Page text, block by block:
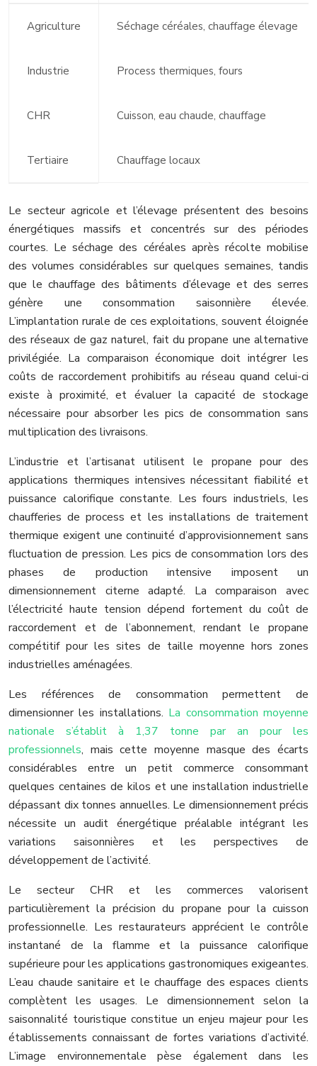
Agriculture Séchage céréales, chauffage élevage
Industrie Process thermiques, fours
CHR Cuisson, eau chaude, chauffage
Tertiaire Chauffage locaux
Le secteur agricole et l’élevage présentent des besoins
énergétiques massifs et concentrés sur des périodes
courtes. Le séchage des céréales après récolte mobilise
des volumes considérables sur quelques semaines, tandis
que le chauffage des bâtiments d’élevage et des serres
génère une consommation saisonnière élevée.
L’implantation rurale de ces exploitations, souvent éloignée
des réseaux de gaz naturel, fait du propane une alternative
privilégiée. La comparaison économique doit intégrer les
coûts de raccordement prohibitifs au réseau quand celui-ci
existe à proximité, et évaluer la capacité de stockage
nécessaire pour absorber les pics de consommation sans
multiplication des livraisons.
L’industrie et l’artisanat utilisent le propane pour des
applications thermiques intensives nécessitant fiabilité et
puissance calorifique constante. Les fours industriels, les
chaufferies de process et les installations de traitement
thermique exigent une continuité d’approvisionnement sans
fluctuation de pression. Les pics de consommation lors des
phases de production intensive imposent un
dimensionnement citerne adapté. La comparaison avec
l’électricité haute tension dépend fortement du coût de
raccordement et de l’abonnement, rendant le propane
compétitif pour les sites de taille moyenne hors zones
industrielles aménagées.
Les références de consommation permettent de
dimensionner les installations. La consommation moyenne
nationale s’établit à 1,37 tonne par an pour les
professionnels, mais cette moyenne masque des écarts
considérables entre un petit commerce consommant
quelques centaines de kilos et une installation industrielle
dépassant dix tonnes annuelles. Le dimensionnement précis
nécessite un audit énergétique préalable intégrant les
variations saisonnières et les perspectives de
développement de l’activité.
Le secteur CHR et les commerces valorisent
particulièrement la précision du propane pour la cuisson
professionnelle. Les restaurateurs apprécient le contrôle
instantané de la flamme et la puissance calorifique
supérieure pour les applications gastronomiques exigeantes.
L’eau chaude sanitaire et le chauffage des espaces clients
complètent les usages. Le dimensionnement selon la
saisonnalité touristique constitue un enjeu majeur pour les
établissements connaissant de fortes variations d’activité.
L’image environnementale pèse également dans les